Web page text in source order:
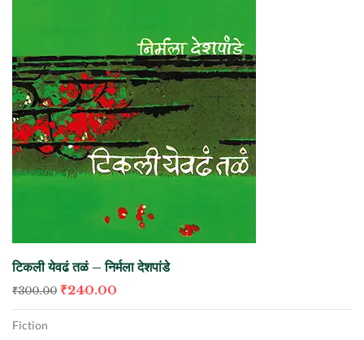
टिकली येवढं तळं – निर्मला देशपांडे
₹300.00 ₹240.00
Fiction